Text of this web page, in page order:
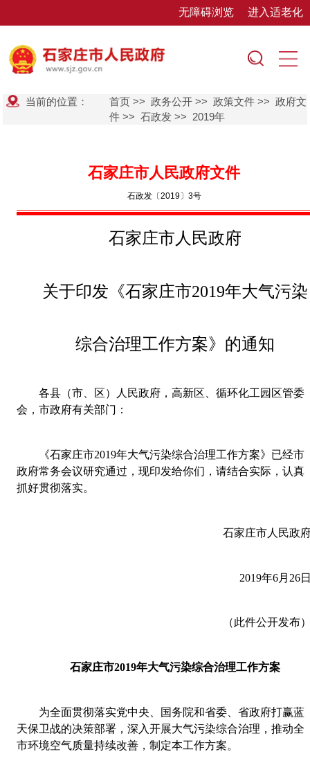
无障碍浏览 进入适老化
当前的位置： 首页 >>政务公开 >>政策文件 >>政府文
件 >>石政发 >> 2019年
石家庄市人民政府文件
石政发〔2019〕3号
石家庄市人民政府
关于印发《石家庄市2019年大气污染
综合治理工作方案》的通知
各县（市、区）人民政府，高新区、循环化工园区管委
会，市政府有关部门：
《石家庄市2019年大气污染综合治理工作方案》已经市
政府常务会议研究通过，现印发给你们，请结合实际，认真
抓好贯彻落实。
石家庄市人民政
2019年6月 26
（此件公开发布
石家庄市2019年大气污染综合治理工作方案
为全面贯彻落实党中央、国务院和省委、省政府打赢蓝
天保卫战的决策部署，深入开展大气污染综合治理，推动全
市环境空气质量持续改善，制定本工作方案。